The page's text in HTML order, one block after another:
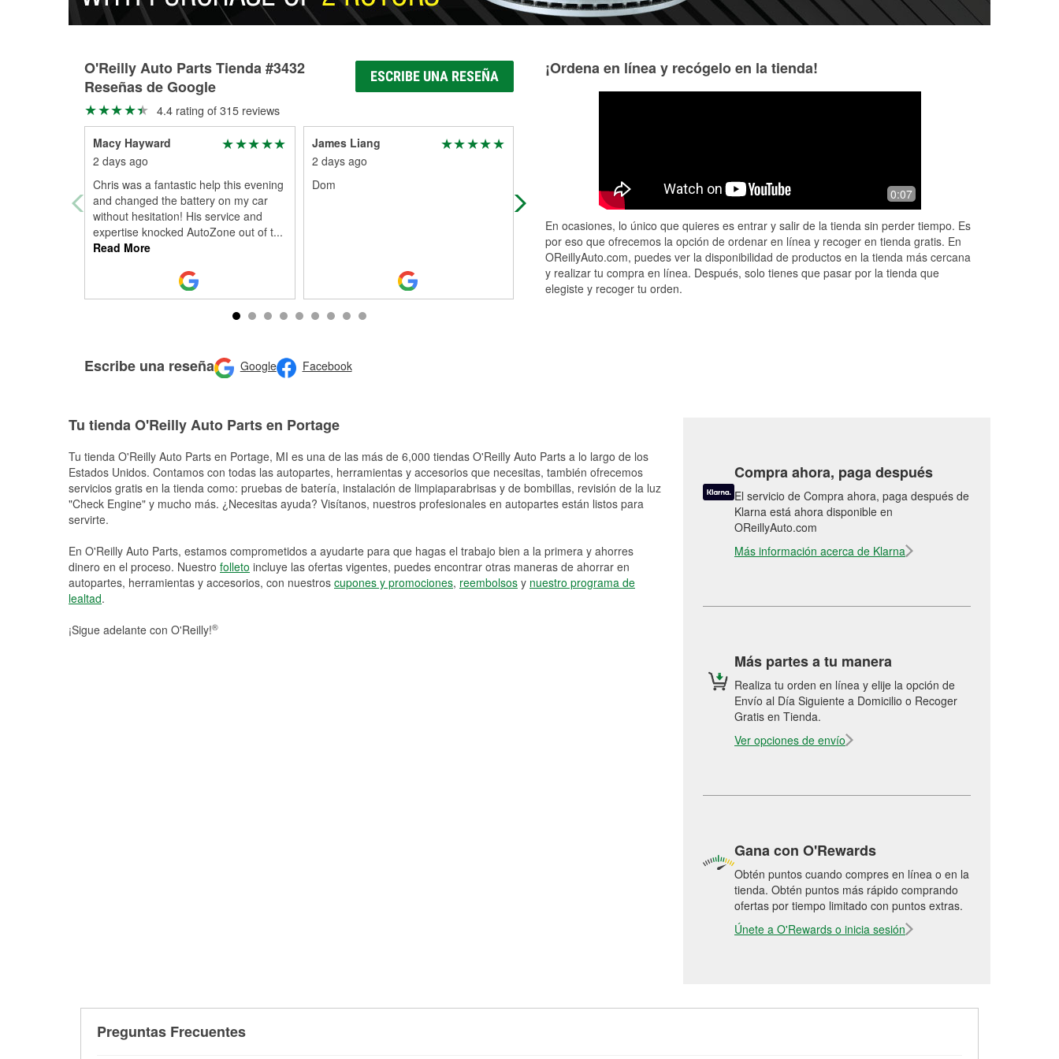
O'Reilly Auto Parts Tienda #3432
Reseñas de Google
ESCRIBE UNA RESEÑA
4.4 rating of 315 reviews
Macy Hayward
2 days ago
Chris was a fantastic help this evening
and changed the battery on my car
without hesitation! His service and
expertise knocked AutoZone out of t...
Read More
James Liang
2 days ago
Dom
Best auto parts store
Escribe una reseña Google Facebook
¡Ordena en línea y recógelo en la tienda!
0:07
En ocasiones, lo único que quieres es entrar y salir de la tienda sin perder tiempo. Es
por eso que ofrecemos la opción de ordenar en línea y recoger en tienda gratis. En
OReillyAuto.com, puedes ver la disponibilidad de productos en la tienda más cercana
y realizar tu compra en línea. Después, solo tienes que pasar por la tienda que
elegiste y recoger tu orden.
Tu tienda O'Reilly Auto Parts en Portage
Tu tienda O'Reilly Auto Parts en Portage, MI es una de las más de 6,000 tiendas O'Reilly Auto Parts a lo largo de los
Estados Unidos. Contamos con todas las autopartes, herramientas y accesorios que necesitas, también ofrecemos
servicios gratis en la tienda como: pruebas de batería, instalación de limpiaparabrisas y de bombillas, revisión de la luz
"Check Engine" y mucho más. ¿Necesitas ayuda? Visítanos, nuestros profesionales en autopartes están listos para
servirte.
En O'Reilly Auto Parts, estamos comprometidos a ayudarte para que hagas el trabajo bien a la primera y ahorres
dinero en el proceso. Nuestro folleto incluye las ofertas vigentes, puedes encontrar otras maneras de ahorrar en
autopartes, herramientas y accesorios, con nuestros cupones y promociones, reembolsos y nuestro programa de
lealtad.
¡Sigue adelante con O'Reilly!®
Compra ahora, paga después
El servicio de Compra ahora, paga después de
Klarna está ahora disponible en
OReillyAuto.com
Más información acerca de Klarna
Más partes a tu manera
Realiza tu orden en línea y elije la opción de
Envío al Día Siguiente a Domicilio o Recoger
Gratis en Tienda.
Ver opciones de envío
Gana con O'Rewards
Obtén puntos cuando compres en línea o en la
tienda. Obtén puntos más rápido comprando
ofertas por tiempo limitado con puntos extras.
Únete a O'Rewards o inicia sesión
Preguntas Frecuentes